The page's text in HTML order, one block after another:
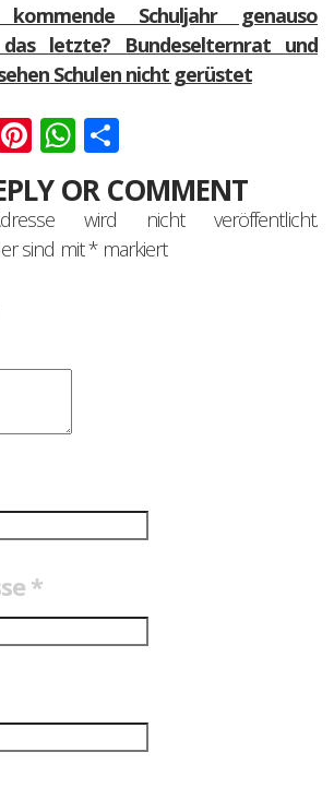
Schuljahr genauso
letzte? Bundeselternrat und
Schulen nicht gerüstet
Pinterest
WhatsApp
OR COMMENT
wird nicht veröffentlicht.
sind mit*markiert
*